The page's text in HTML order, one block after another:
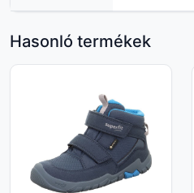
Hasonló termékek